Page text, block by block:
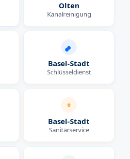
Olten
Kanalreinigung
Basel-Stadt
Schlüsseldienst
Basel-Stadt
Sanitärservice